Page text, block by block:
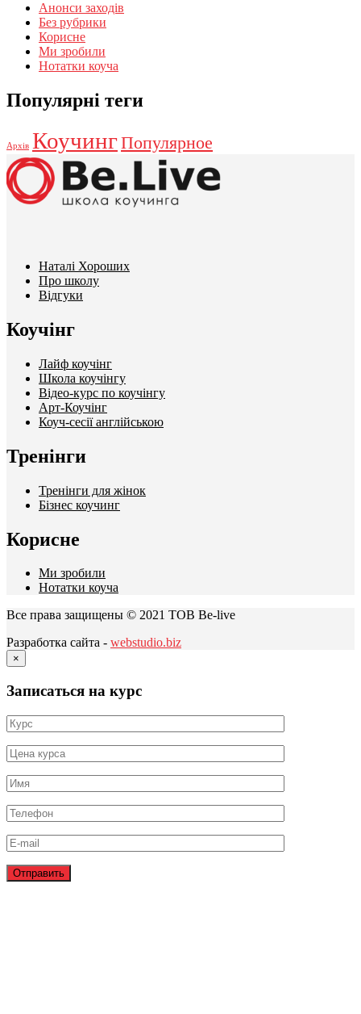
Анонси заходів
Без рубрики
Корисне
Ми зробили
Нотатки коуча
Популярні теги
Архів КоучингПопулярное
Наталі Хороших
Про школу
Відгуки
Коучінг
Лайф коучінг
Школа коучінгу
Відео-курс по коучінгу
Арт-Коучінг
Коуч-сесії англійською
Тренінги
Тренінги для жінок
Бізнес коучинг
Корисне
Ми зробили
Нотатки коуча
Все права защищены © 2021 ТОВ Be-live
Разработка сайта - webstudio.biz
×
Записаться на курс